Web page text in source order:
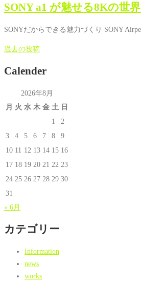
SONY a1 が魅せる8Kの世
SONYだからできる魅力づくり SONY
投
ナ
ゲ
シ
ョ
ン
過去の投稿
Calender
2026年8月
月 火 水 木 金 土 日
1
2
3
4 5 6 7 8
9
10 11 12 13 14 15 16
17 18 19 20 21 22 23
24 25 26 27 28 29 30
31
« 6月
カテゴリー
Information
news
works